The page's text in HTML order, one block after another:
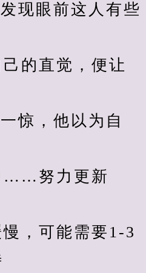
现眼前这人有些
的直觉，便让
，他以为自
努力更新
，可能需要1-3